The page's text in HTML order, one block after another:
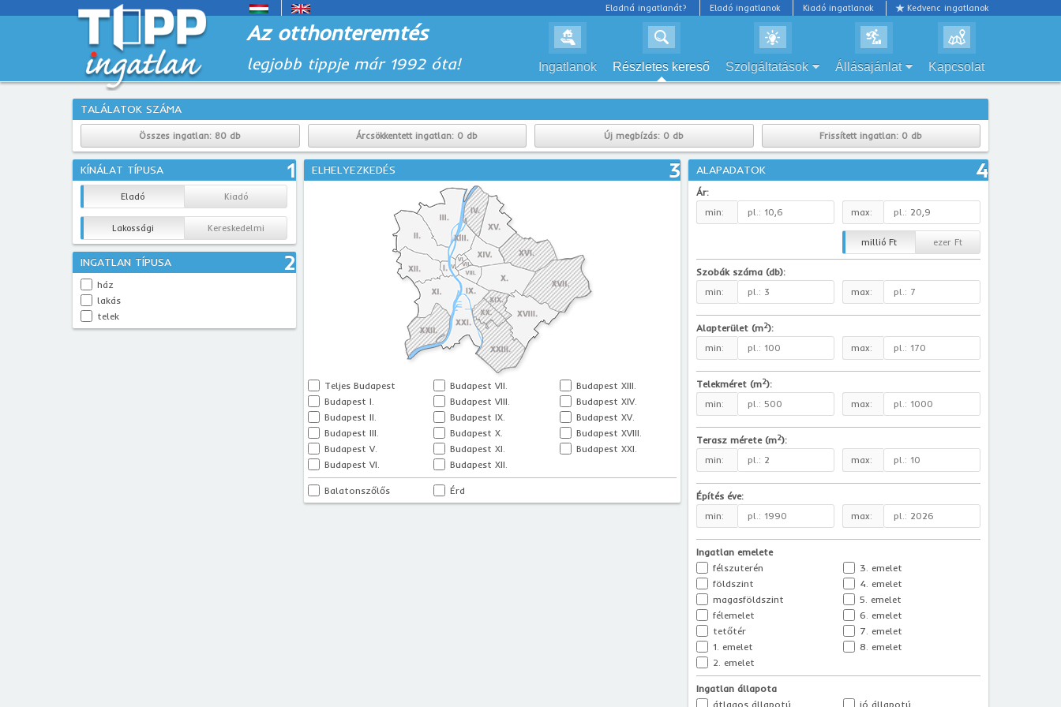
Eladná ingatlanát? Eladó ingatlanok Kiadó ingatlanok Kedvenc ingatlanok
Az otthonteremtés
legjobb tippje már 1992 óta! Ingatlanok Részletes kereső Szolgáltatások Állásajánlat Kapcsolat
TALÁLATOK SZÁMA
Összes ingatlan: 80 db Árcsökkentett ingatlan: 0 db Új megbízás: 0 db Frissített ingatlan: 0 db
KÍNÁLAT TÍPUSA 1
Eladó Kiadó
Lakossági Kereskedelmi
INGATLAN TÍPUSA 2
ház
lakás
telek
ELHELYEZKEDÉS 3
Teljes Budapest
Budapest I.
Budapest II.
Budapest III.
Budapest V.
Budapest VI.
Budapest VII.
Budapest VIII.
Budapest IX.
Budapest X.
Budapest XI.
Budapest XII.
Budapest XIII.
Budapest XIV.
Budapest XV.
Budapest XVIII.
Budapest XXI.
Balatonszőlős Érd
ALAPADATOK 4
Ár:
min: max:
millió Ft ezer Ft
Szobák száma (db):
min: max:
Alapterület (m2):
min: max:
Telekméret (m2):
min: max:
Terasz mérete (m2):
min: max:
Építés éve:
min: max:
Ingatlan emelete
félszuterén
földszint
magasföldszint
félemelet
tetőtér
1. emelet
2. emelet
3. emelet
4. emelet
5. emelet
6. emelet
7. emelet
8. emelet
Ingatlan állapota
átlagos állapotú
jó állapotú